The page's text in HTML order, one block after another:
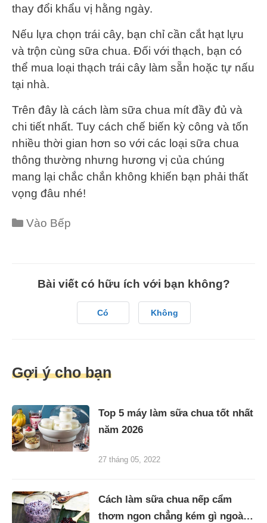
thay đổi khẩu vị hằng ngày.
Nếu lựa chọn trái cây, bạn chỉ cần cắt hạt lựu
và trộn cùng sữa chua. Đối với thạch, bạn có
thể mua loại thạch trái cây làm sẵn hoặc tự nấu
tại nhà.
Trên đây là cách làm sữa chua mít đầy đủ và
chi tiết nhất. Tuy cách chế biến kỳ công và tốn
nhiều thời gian hơn so với các loại sữa chua
thông thường nhưng hương vị của chúng
mang lại chắc chắn không khiến bạn phải thất
vọng đâu nhé!
Categories
Vào Bếp
Bài viết có hữu ích với bạn không?
Có Không
Gợi ý cho bạn
Top 5 máy làm sữa chua tốt nhất
năm 2026
27 tháng 05, 2022
Cách làm sữa chua nếp cẩm
thơm ngon chẳng kém gì ngoài